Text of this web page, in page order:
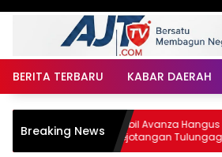
BERITA TERBARU KABAR DAERAH
Breaking News
Lari
Mobil Avanza Hangus
Rejotangan Tulungagung,
Temukan Botol Bekas